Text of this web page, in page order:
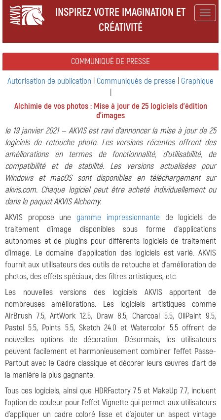
INSPIREZ VOTRE IMAGINATION ET
CRÉATIVITÉ
COMMUNIQUÉ DE PRESSE
Autorisation de publication
Communiqués de presse
Graphique
Alchimie de vos photos : Mise à jour de 25 logiciels d'édition
d'images
le 19 janvier 2021 — AKVIS est ravi d'annoncer la mise à jour de 25
logiciels de retouche photo. Les versions récentes offrent des
améliorations en termes de fonctionnalité, d'utilisabilité, de
compatibilité et de stabilité. Les versions actualisées pour
Windows et macOS sont disponibles en téléchargement sur
akvis.com. Chaque logiciel peut être acheté individuellement ou
dans le paquet AKVIS Alchemy.
AKVIS propose une gamme impressionnante de logiciels de
traitement d'image disponibles sous forme d'applications
autonomes et de plugins pour différents logiciels de traitement
d'image. Le domaine d'application des logiciels est varié. AKVIS
fournit aux utilisateurs des outils de retouche et d'amélioration de
photos, des effets spéciaux, des filtres artistiques, etc.
Les nouvelles versions des logiciels AKVIS apportent de
nombreuses améliorations. Les logiciels artistiques comme
AirBrush 7.5, ArtWork 12.5, Draw 8.5, Charcoal 5.5, OilPaint 9.5,
Pastel 5.5, Points 5.5, Sketch 24.0 et Watercolor 5.5 offrent de
nouvelles options de décoration. Désormais, les utilisateurs
peuvent facilement et harmonieusement combiner l'effet Passe-
Partout avec le Cadre classique et décorer leurs œuvres d'art de
la manière la plus gagnante.
Tous ces logiciels, ainsi que HDRFactory 7.5 et MakeUp 7.7, incluent
l'option de couleur pour l'effet Vignette qui permet aux utilisateurs
d'appliquer un cadre coloré lisse et d'ajouter un aspect vintage